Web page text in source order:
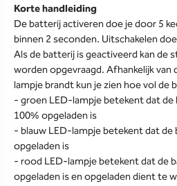
Korte handleiding
De batterij activeren doe je door 5
binnen 2 seconden. Uitschakelen
Als de batterij is geactiveerd kan de
worden opgevraagd. Afhankelijk van
lampje brandt kun je zien hoe vol de
- groen LED-lampje betekent dat
100% opgeladen is
- blauw LED-lampje betekent dat
opgeladen is
- rood LED-lampje betekent dat de
opgeladen is en opgeladen dient te